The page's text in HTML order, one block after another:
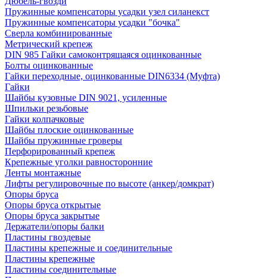
Пружинные компенсаторы усадки узел силанекст
Пружинные компенсаторы усадки "бочка"
Сверла комбинированные
Метрический крепеж
DIN 985 Гайки самоконтрящаяся оцинкованные
Болты оцинкованные
Гайки переходные, оцинкованные DIN6334 (Муфта)
Гайки
Шайбы кузовные DIN 9021, усиленные
Шпильки резьбовые
Гайки колпачковые
Шайбы плоские оцинкованные
Шайбы пружинные гроверы
Перфорированный крепеж
Крепежные уголки равносторонние
Ленты монтажные
Лифты регулировочные по высоте (анкер/домкрат)
Опоры бруса
Опоры бруса открытые
Опоры бруса закрытые
Держатели/опоры балки
Пластины гвоздевые
Пластины крепежные и соединительные
Пластины крепежные
Пластины соединительные